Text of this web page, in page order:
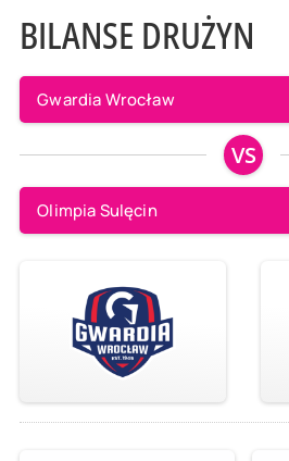
BILANSE DRUŻYN
Gwardia Wrocław
VS
Olimpia Sulęcin